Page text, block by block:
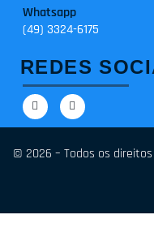
Whatsapp
(49) 3324-6175
REDES
© 2026 – Todos os